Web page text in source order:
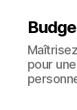
pour